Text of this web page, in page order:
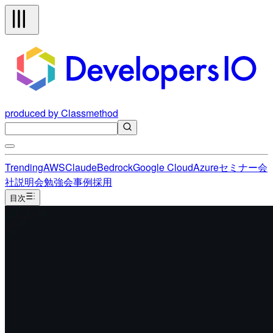
produced by Classmethod
TrendingAWSClaudeBedrockGoogle CloudAzureセミナー会
社説明会勉強会事例採用
目次